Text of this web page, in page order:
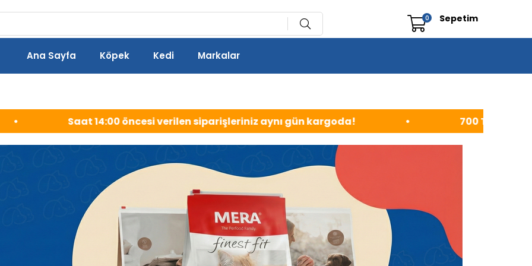
Sepetim
0
Ana Sayfa Köpek Kedi Markalar
siparişleriniz aynı gün kargoda! • 700 TL ve üzeri siparişlerinizde kargo ücretsiz!